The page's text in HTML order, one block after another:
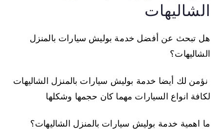
الشاليهات
هل تبحث عن أفضل خدمة بوليش سيارات بالمنزل
الشاليهات؟
نؤمن لك أيضا خدمة بوليش سيارات بالمنزل الشاليهات
لكافة انواع السيارات مهما كان حجمها وشكلها
ما اهمية خدمة بوليش سيارات بالمنزل الشاليهات؟